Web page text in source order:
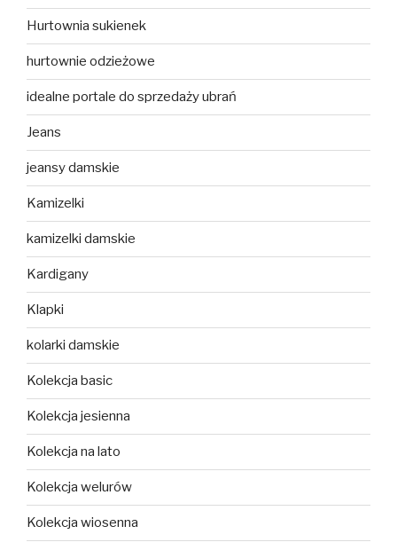
Hurtownia sukienek
hurtownie odzieżowe
idealne portale do sprzedaży ubrań
Jeans
jeansy damskie
Kamizelki
kamizelki damskie
Kardigany
Klapki
kolarki damskie
Kolekcja basic
Kolekcja jesienna
Kolekcja na lato
Kolekcja welurów
Kolekcja wiosenna